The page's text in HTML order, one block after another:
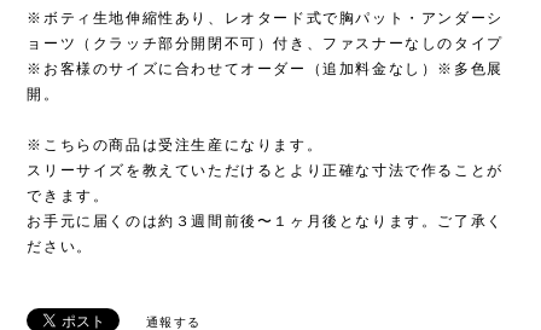
※ボティ生地伸縮性あり、レオタード式で胸パット・アンダーシ
ョーツ（クラッチ部分開閉不可）付き、ファスナーなしのタイプ
※お客様のサイズに合わせてオーダー（追加料金なし）※多色展
開。
※こちらの商品は受注生産になります。
スリーサイズを教えていただけるとより正確な寸法で作ることが
できます。
お手元に届くのは約３週間前後〜１ヶ月後となります。ご了承く
ださい。
通報する